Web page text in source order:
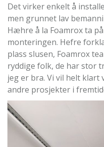
Det virker enkelt å
men grunnet lav
Hæhre å la Foamrox ta
monteringen. Hefre
plass slusen, Foamrox
ryddige folk, de har stor
jeg er bra. Vi vil helt klart
andre prosjekter i